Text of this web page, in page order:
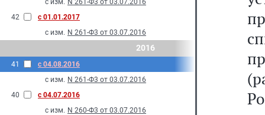
с изм. N 261-Ф3 от 03.07.2016
42
с 01.01.2017
с изм. N 261-Ф3 от 03.07.2016
2016
41
с 04.08.2016
с изм. N 261-Ф3 от 03.07.2016
40
с 04.07.2016
с изм. N 260-Ф3 от 03.07.2016